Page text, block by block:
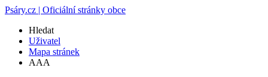
Psáry.cz | Oficiální stránky obce
Hledat
Uživatel
Mapa stránek
AAA